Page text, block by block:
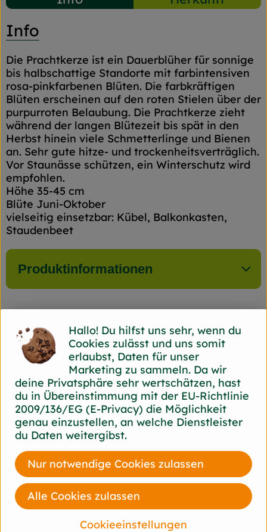
Info
Die Prachtkerze ist ein Dauerblüher für sonnige
bis halbschattige Standorte mit farbintensiven
rosa-pinkfarbenen Blüten. Die farbkräftigen
Blüten erscheinen auf den roten Stielen über der
purpurroten Belaubung. Die Prachtkerze zieht
während der langen Blütezeit bis spät in den
Herbst hinein viele Schmetterlinge und Bienen
an. Sehr gute hitze- und trockenheitsverträglich.
Vor Staunässe schützen, ein Winterschutz wird
empfohlen.
Höhe 35-45 cm
Blüte Juni-Oktober
vielseitig einsetzbar: Kübel, Balkonkasten,
Staudenbeet
Produktinformationen
Herkunft
Hersteller: Franz Sales
Werkstätten
45279 Essen-Steele (Horst) Klosterberghof
zur Webseite
Auf dem Klosterberghof leben und arbeiten
etwa 30 Menschen mit einer geistigen
Behinderung. Das denkmalgeschützte Gebäude,
das in einem Landschaftsschutzgebiet hinter
einem kleinen Wald inmitten von Obstwiesen
und Feldern liegt, wird seit 1992 aus
Überzeugung nach den strengen Bioland®-
Kriterien bewirtschaftet.
Hallo! Du hilfst uns sehr, wenn du
Cookies zulässt und uns somit
erlaubst, Daten für unser
Marketing zu sammeln. Da wir
deine Privatsphäre sehr wertschätzen, hast
du in Übereinstimmung mit der EU-Richtlinie
2009/136/EG (E-Privacy) die Möglichkeit
genau einzustellen, an welche Dienstleister
du Daten weitergibst.
Cookieeinstellungen
Nur notwendige Cookies zulassen
Alle Cookies zulassen